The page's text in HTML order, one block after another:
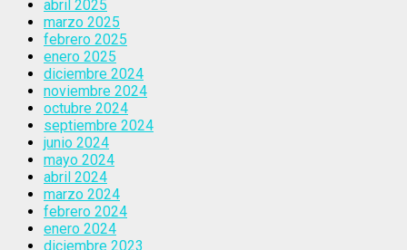
abril 2025
marzo 2025
febrero 2025
enero 2025
diciembre 2024
noviembre 2024
octubre 2024
septiembre 2024
junio 2024
mayo 2024
abril 2024
marzo 2024
febrero 2024
enero 2024
diciembre 2023